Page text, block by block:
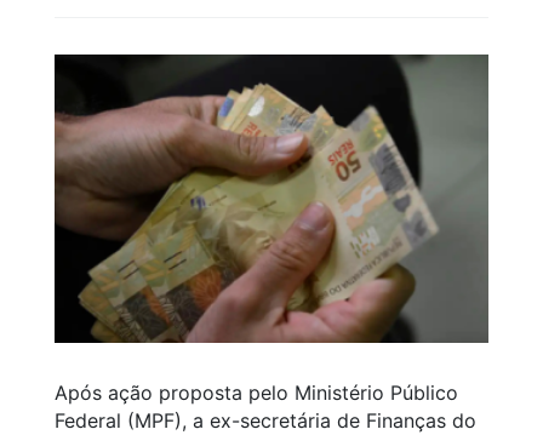
Após ação proposta pelo Ministério Público
Federal (MPF), a ex-secretária de Finanças do